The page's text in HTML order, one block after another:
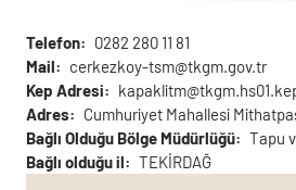
Telefon
0282 280 11 81
Mail
cerkezkoy-tsm@tkgm.gov.tr
Kep Adresi
Adres
Cumhuriyet Mahallesi
Bağlı Olduğu Bölge Müdürlüğü
Tapu
Bağlı olduğu il
TEKİRDAĞ